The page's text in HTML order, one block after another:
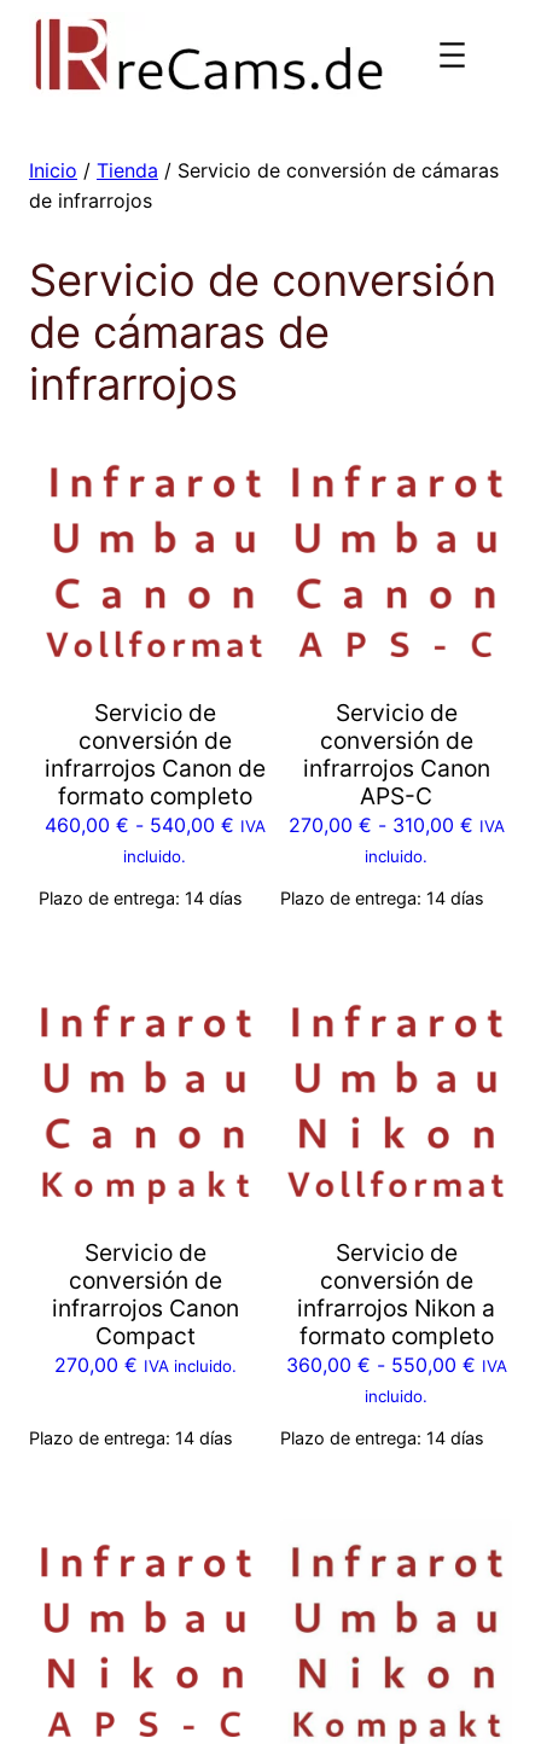
Saltar
contenido
Inicio / Tienda / Servicio de conversión de cámaras
de infrarrojos
Servicio de conversión
de cámaras de
infrarrojos
Servicio de
conversión de
infrarrojos Canon de
formato completo
460,00 € - 540,00 € IVA
incluido.
Plazo de entrega: 14 días
Servicio de
conversión de
infrarrojos Canon
APS-C
270,00 € - 310,00 € IVA
incluido.
Plazo de entrega: 14 días
Servicio de
conversión de
infrarrojos Canon
Compact
270,00 € IVA incluido.
Plazo de entrega: 14 días
Servicio de
conversión de
infrarrojos Nikon a
formato completo
360,00 € - 550,00 € IVA
incluido.
Plazo de entrega: 14 días